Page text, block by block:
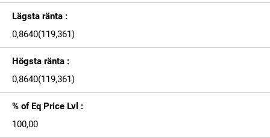
Lägsta ränta :
0,8640(119,361)
Högsta ränta :
0,8640(119,361)
% of Eq Price Lvl :
100,00